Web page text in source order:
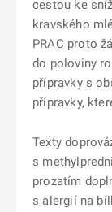
cestou ke
kravského
PRAC proto
do poloviny
přípravky s
přípravky,
Texty
s
prozatím
s alergií na